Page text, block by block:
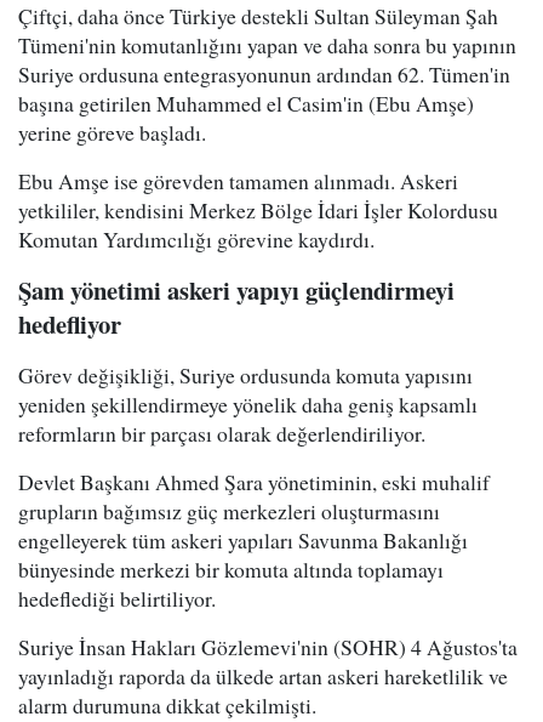
Çiftçi, daha önce Türkiye destekli Sultan Süleyman Şah
Tümeni'nin komutanlığını yapan ve daha sonra bu yapının
Suriye ordusuna entegrasyonunun ardından 62. Tümen'in
başına getirilen Muhammed el Casim'in (Ebu Amşe)
yerine göreve başladı.
Ebu Amşe ise görevden tamamen alınmadı. Askeri
yetkililer, kendisini Merkez Bölge İdari İşler Kolordusu
Komutan Yardımcılığı görevine kaydırdı.
Şam yönetimi askeri yapıyı güçlendirmeyi
hedefliyor
Görev değişikliği, Suriye ordusunda komuta yapısını
yeniden şekillendirmeye yönelik daha geniş kapsamlı
reformların bir parçası olarak değerlendiriliyor.
Devlet Başkanı Ahmed Şara yönetiminin, eski muhalif
grupların bağımsız güç merkezleri oluşturmasını
engelleyerek tüm askeri yapıları Savunma Bakanlığı
bünyesinde merkezi bir komuta altında toplamayı
hedeflediği belirtiliyor.
Suriye İnsan Hakları Gözlemevi'nin (SOHR) 4 Ağustos'ta
yayınladığı raporda da ülkede artan askeri hareketlilik ve
alarm durumuna dikkat çekilmişti.